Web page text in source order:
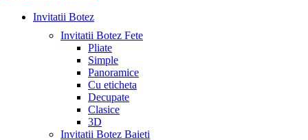
Invitatii Botez
Invitatii Botez Fete
Pliate
Simple
Panoramice
Cu eticheta
Decupate
Clasice
3D
Invitatii Botez Baieti